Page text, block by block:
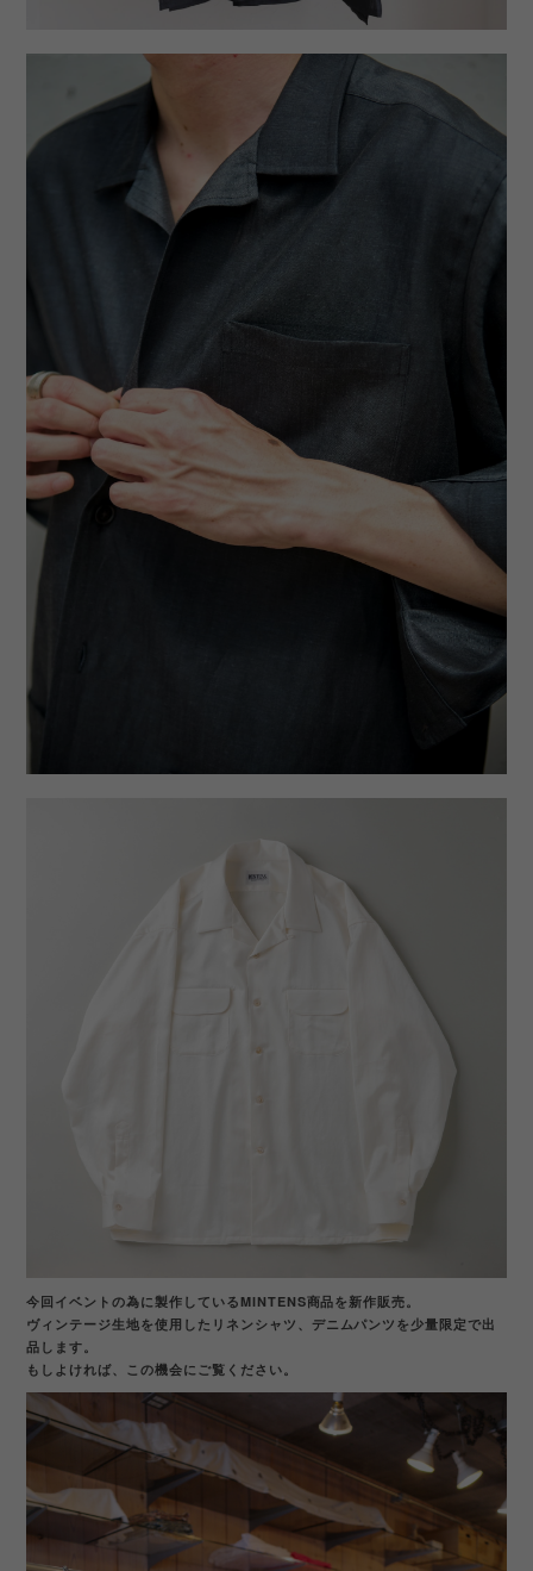
今回イベントの為に製作しているMINTENS商品を新作販売。
ヴィンテージ生地を使用したリネンシャツ、デニムパンツを少量限定で出
品します。
もしよければ、この機会にご覧ください。